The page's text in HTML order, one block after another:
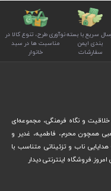
سریع با بسته
بندی ایمن
سفارشات
نوآوری طرح، تنوع کالا در
مناسبت ها در سبد
خانوار
و نگاه فرهنگی، مجموعه‌ای
همچون محرم، فاطمیه، غدیر و
ناب و تزئیناتی متناسب با
اینترنتی دیدار